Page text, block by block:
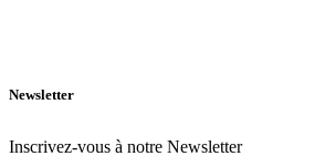
Newsletter
Inscrivez-vous à notre Newsletter